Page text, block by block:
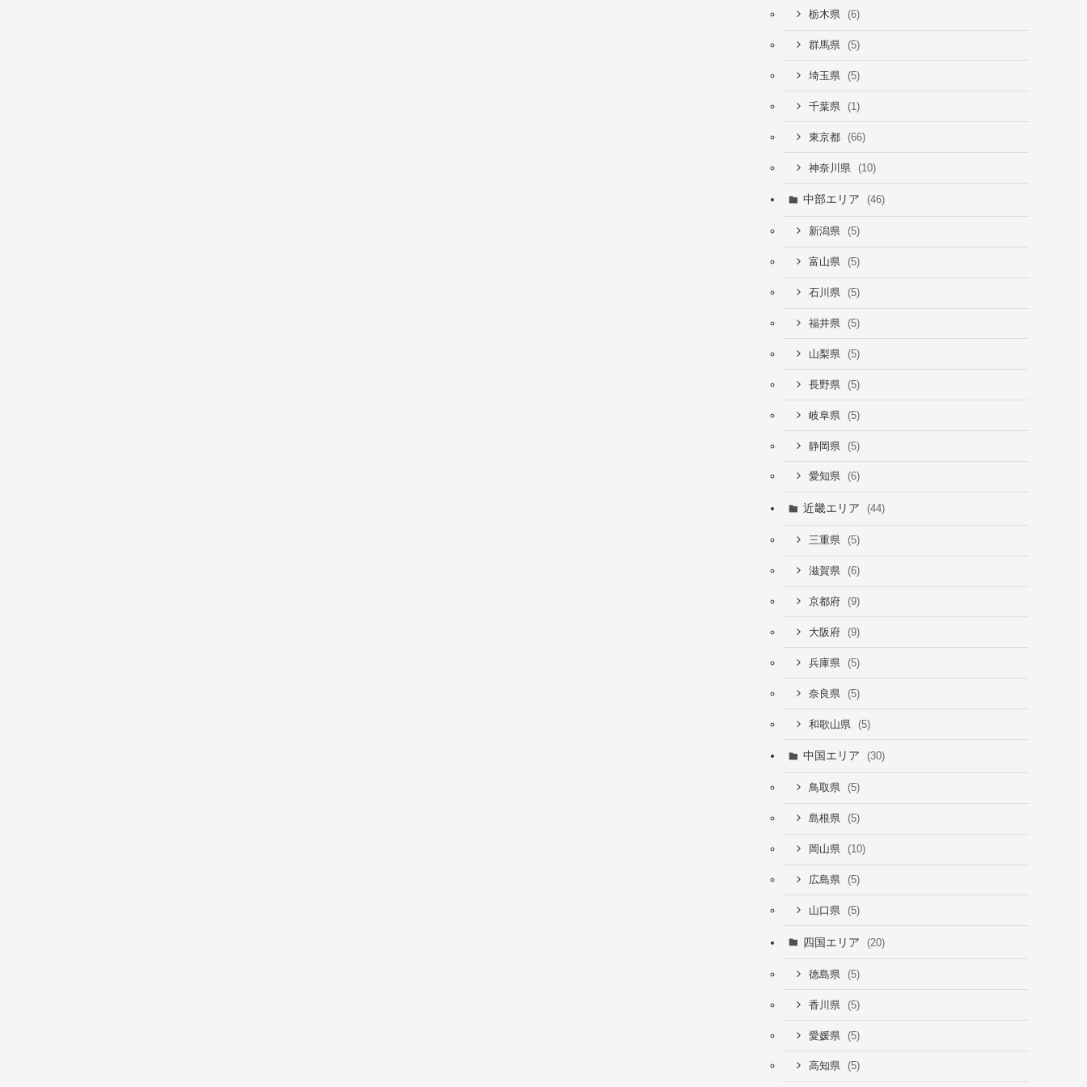
栃木県 (6)
群馬県 (5)
埼玉県 (5)
千葉県 (1)
東京都 (66)
神奈川県 (10)
中部エリア (46)
新潟県 (5)
富山県 (5)
石川県 (5)
福井県 (5)
山梨県 (5)
長野県 (5)
岐阜県 (5)
静岡県 (5)
愛知県 (6)
近畿エリア (44)
三重県 (5)
滋賀県 (6)
京都府 (9)
大阪府 (9)
兵庫県 (5)
奈良県 (5)
和歌山県 (5)
中国エリア (30)
鳥取県 (5)
島根県 (5)
岡山県 (10)
広島県 (5)
山口県 (5)
四国エリア (20)
徳島県 (5)
香川県 (5)
愛媛県 (5)
高知県 (5)